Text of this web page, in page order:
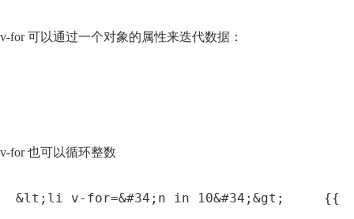
v-for 可以通过一个对象的属性来迭代数据：
v-for 也可以循环整数
&lt;li v-for=&#34;n in 10&#34;&gt;     {{